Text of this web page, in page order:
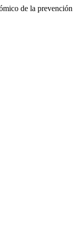
de la prevención